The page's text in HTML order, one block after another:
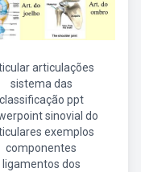
articulações
sistema das
classificação ppt
sinovial do
exemplos
componentes
ligamentos dos